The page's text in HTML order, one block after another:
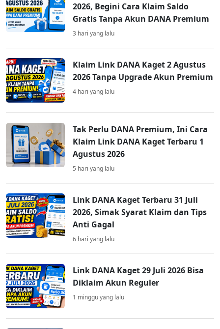
2026, Begini Cara Klaim Saldo
Gratis Tanpa Akun DANA Premium
3 hari yang lalu
Klaim Link DANA Kaget 2 Agustus
2026 Tanpa Upgrade Akun Premium
4 hari yang lalu
Tak Perlu DANA Premium, Ini Cara
Klaim Link DANA Kaget Terbaru 1
Agustus 2026
5 hari yang lalu
Link DANA Kaget Terbaru 31 Juli
2026, Simak Syarat Klaim dan Tips
Anti Gagal
6 hari yang lalu
Link DANA Kaget 29 Juli 2026 Bisa
Diklaim Akun Reguler
1 minggu yang lalu